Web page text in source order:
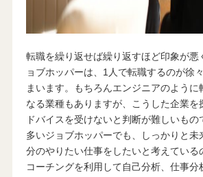
転職を繰り返せば繰り返すほど印象が悪
ョブホッパーは、1人で転職するのが徐
まいます。もちろんエンジニアのように
なる業種もありますが、こうした企業を
ドバイスを受けないと判断が難しいも
多いジョブホッパーでも、しっかりと未
分のやりたい仕事をしたいと考えている
コーチングを利用して自己分析、仕事分